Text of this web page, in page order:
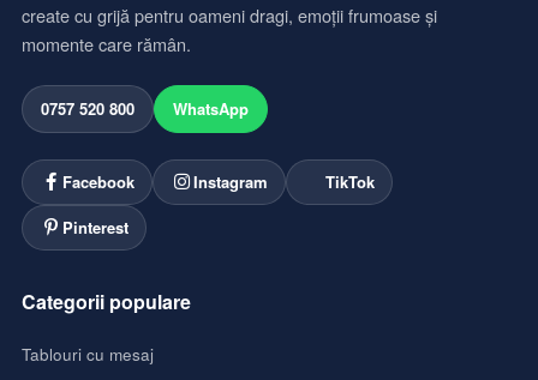
create cu grijă pentru oameni dragi, emoții frumoase și
momente care rămân.
0757 520 800 WhatsApp
Facebook Instagram
TikTok
Pinterest
Categorii populare
Tablouri cu mesaj